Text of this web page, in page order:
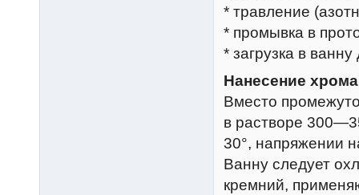
* травление
* промывка в
* загрузка в
Нанесение
Вместо
в растворе
30°, напряжении
Ванну следует
кремний,